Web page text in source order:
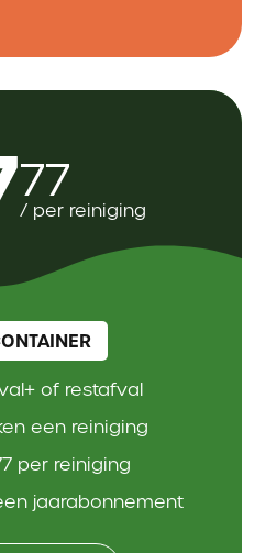
77
/ per reiniging
of restafval
een reiniging
per reiniging
jaarabonnement